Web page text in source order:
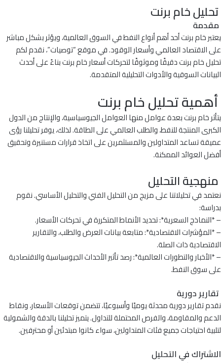
تحليل خام برنت
مقدمة
يعتبر خام برنت أحد أهم أنواع النفط في السوق العالمية، ويؤثر بشكل مباشر
على الاقتصاد العالمي وأسعار الوقود. في موقع “توصيات”، نقدم لكم
تحليل خام برنت دقيقًا وموثوقًا لتحركات أسعار خام برنت بناءً على أحدث
البيانات السوقية والأدوات التحليلية المتقدمة.
أهمية تحليل خام برنت
يتأثر خام برنت بعدة عوامل منها العوامل الجيوسياسية، والإنتاج من الدول
الكبرى المنتجة للنفط، والطلب العالمي على الطاقة. لذلك، يوفر تحليلنا رؤى
عميقة تساعد المتداولين والمستثمرين على اتخاذ قرارات مستنيرة وتحقيق
أفضل العوائد الممكنة.
منهجية التحليل
نعتمد في تحليلاتنا على مزيج من التحليل الفني والتحليل الأساسي. نقوم
بدراسة:
– *النماذج السعرية*: تحديد الأنماط المتكررة في تحركات الأسعار.
– *المؤشرات الاقتصادية*: متابعة بيانات العرض والطلب، والتقارير
الاقتصادية ذات الصلة.
– *الأخبار والتطورات العالمية*: رصد تأثير الأحداث الجيوسياسية والاقتصادية
على سوق النفط.
تقارير دورية
نقدم تقارير دورية محدثة يوميًا وأسبوعيًا، تتضمن توقعات الأسعار، ونقاط
الدعم والمقاومة، والفرص المحتملة للتداول. يتميز تحليلنا بالدقة والشمولية
لتلبية احتياجات جميع فئات المتداولين، سواء كانوا مبتدئين أو محترفين.
الاشتراك في التحليل